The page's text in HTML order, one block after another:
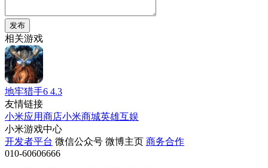
发布
相关游戏
地牢猎手6 4.3
友情链接
小米应用商店小米商城英雄互娱
小米游戏中心
开发者平台 微信公众号 微博主页 商务合作
010-60606666